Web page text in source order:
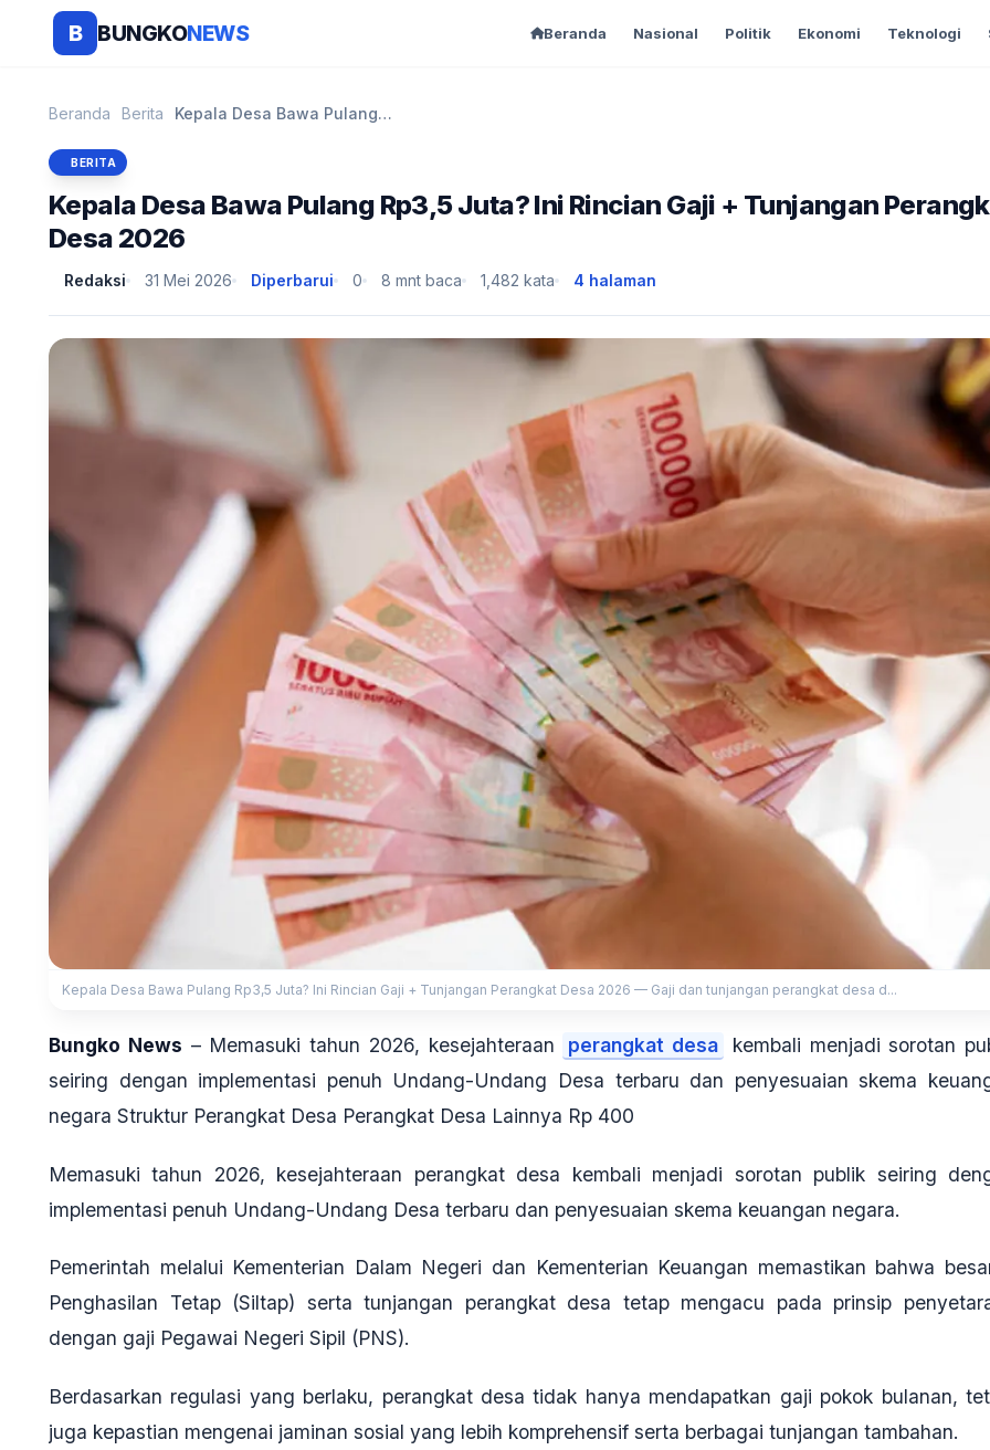
B BUNGKONEWS Beranda Nasional Politik Ekonomi Teknologi
Beranda Berita Kepala Desa Bawa Pulang Rp3,5 Juta? Ini Rincian Ga...
BERITA
Kepala Desa Bawa Pulang Rp3,5 Juta? Ini Rincian Gaji + Tunjangan
Desa 2026
Redaksi 31 Mei 2026 Diperbarui 0 8 mnt baca 1,482 kata 4 halaman
Kepala Desa Bawa Pulang Rp3,5 Juta? Ini Rincian Gaji + Tunjangan Perangkat Desa 2026 — Gaji dan tunjangan perangkat desa d...
Bungko News – Memasuki tahun 2026, kesejahteraan perangkat desa
kembali menjadi sorotan
seiring dengan implementasi penuh Undang-Undang Desa terbaru dan penyesuaian skema
negara Struktur Perangkat Desa Perangkat Desa Lainnya Rp 400
Memasuki tahun 2026, kesejahteraan perangkat desa kembali menjadi sorotan publik seiring
implementasi penuh Undang-Undang Desa terbaru dan penyesuaian skema keuangan negara.
Pemerintah melalui Kementerian Dalam Negeri dan Kementerian Keuangan memastikan bahwa
Penghasilan Tetap (Siltap) serta tunjangan perangkat desa tetap mengacu pada prinsip
dengan gaji Pegawai Negeri Sipil (PNS).
Berdasarkan regulasi yang berlaku, perangkat desa tidak hanya mendapatkan gaji pokok bulanan,
juga kepastian mengenai jaminan sosial yang lebih komprehensif serta berbagai tunjangan tambahan.